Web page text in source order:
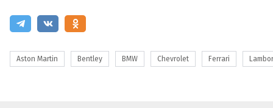
Aston Martin Bentley BMW Chevrolet Ferrari